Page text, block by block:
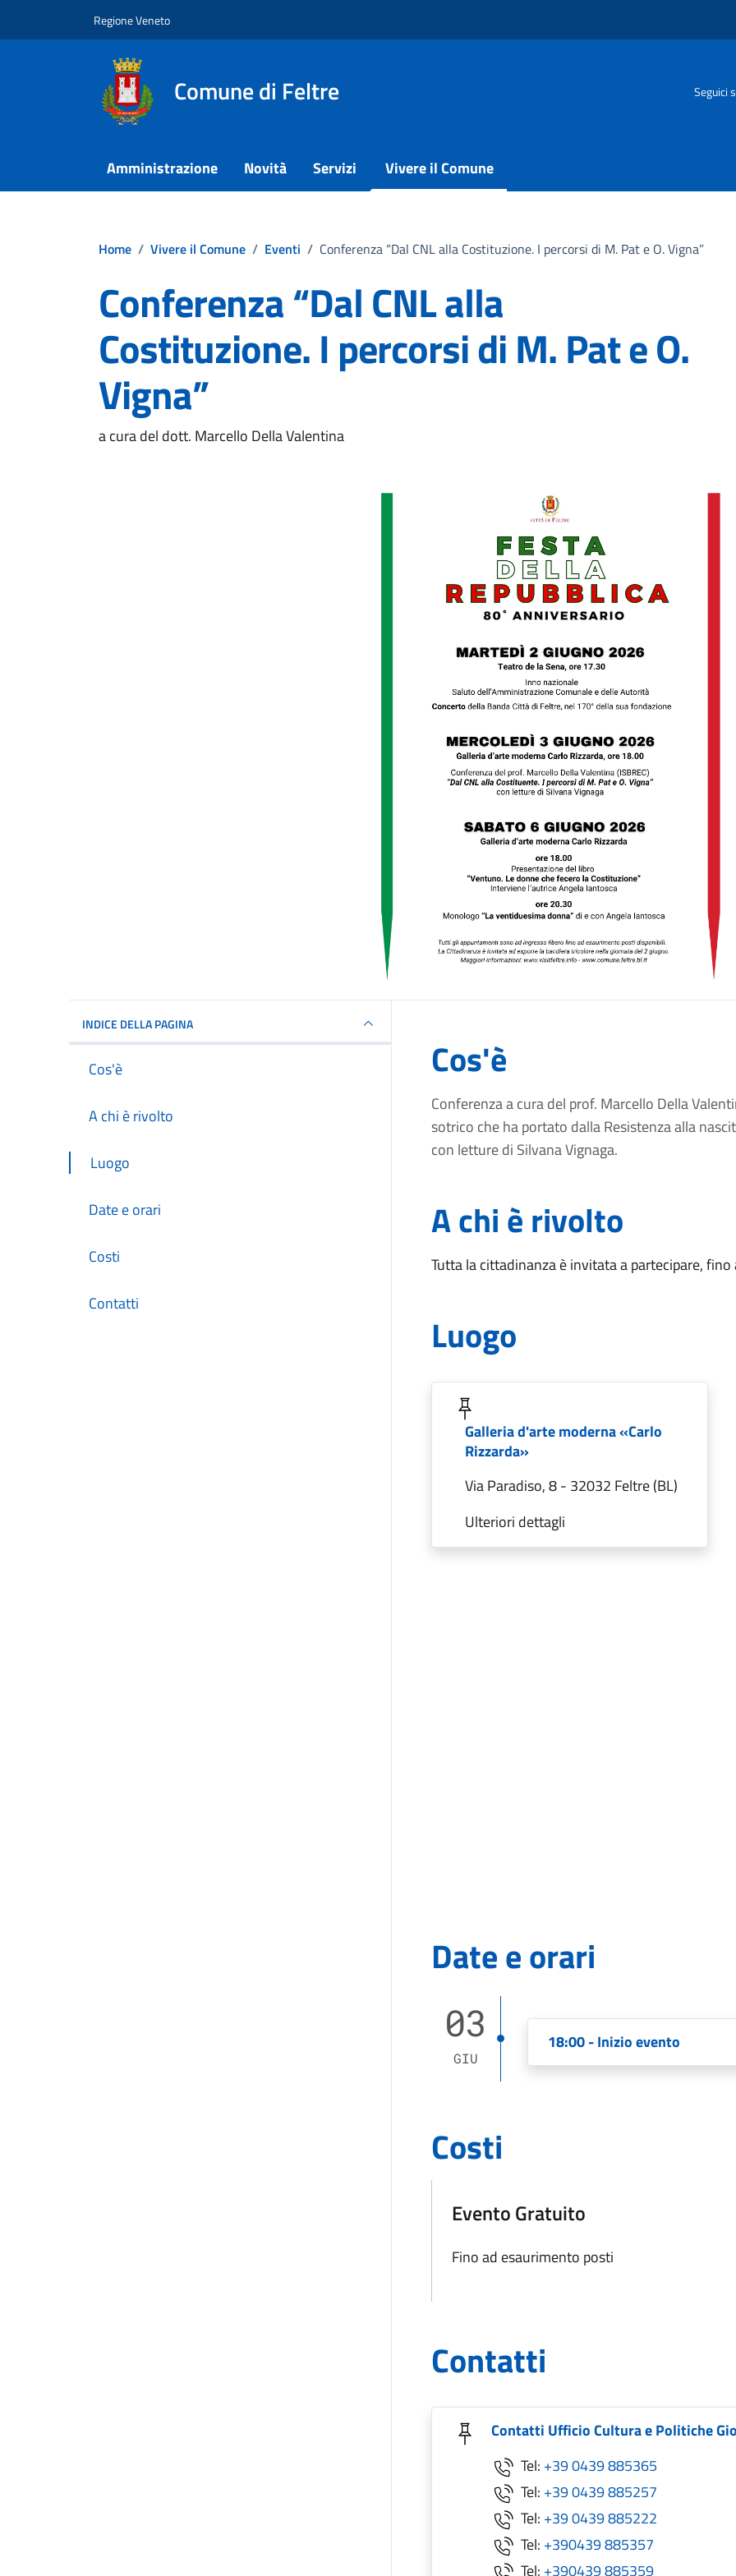
Regione Veneto
Comune di Feltre Seguici
Amministrazione Novità Servizi Vivere il Comune
Home / Vivere il Comune / Eventi / Conferenza “Dal CNL alla Costituzione. I percorsi di M. Pat e O. Vigna”
Conferenza “Dal CNL alla
Costituzione. I percorsi di M. Pat e O.
Vigna”
a cura del dott. Marcello Della Valentina
INDICE DELLA PAGINA
Cos'è
A chi è rivolto
Luogo
Date e orari
Costi
Contatti
Cos'è
Conferenza a cura del prof. Marcello Della
sotrico che ha portato dalla Resistenza alla
con letture di Silvana Vignaga.
A chi è rivolto
Tutta la cittadinanza è invitata a partecipare,
Luogo
Galleria d'arte moderna «Carlo
Rizzarda»
Via Paradiso, 8 - 32032 Feltre (BL)
Ulteriori dettagli
Date e orari
03
GIU
18:00 - Inizio evento
Costi
Evento Gratuito
Fino ad esaurimento posti
Contatti
Contatti Ufficio Cultura e Politiche
Tel: +39 0439 885365
Tel: +39 0439 885257
Tel: +39 0439 885222
Tel: +390439 885357
Tel: +390439 885359